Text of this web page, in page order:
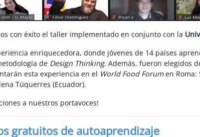
con éxito el taller implementado en conjunto con la
enriquecedora, donde jóvenes de 14 países
de Design Thinking. Además, fueron elegidos
esta experiencia en el World Food Forumen Roma:
Túquerres (Ecuador).
a nuestros portavoces!
gratuitos de autoaprendizaje